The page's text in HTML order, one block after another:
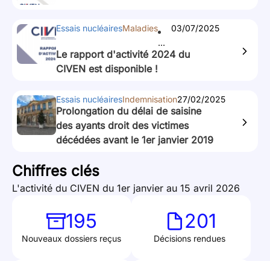
Essais nucléairesMaladies
...
03/07/2025
Le rapport d'activité 2024 du
CIVEN est disponible !
Essais nucléairesIndemnisation27/02/2025
Prolongation du délai de saisine
des ayants droit des victimes
décédées avant le 1er janvier 2019
Chiffres clés
L'activité du CIVEN du 1er janvier au 15 avril 2026
195
Nouveaux dossiers reçus
201
Décisions rendues